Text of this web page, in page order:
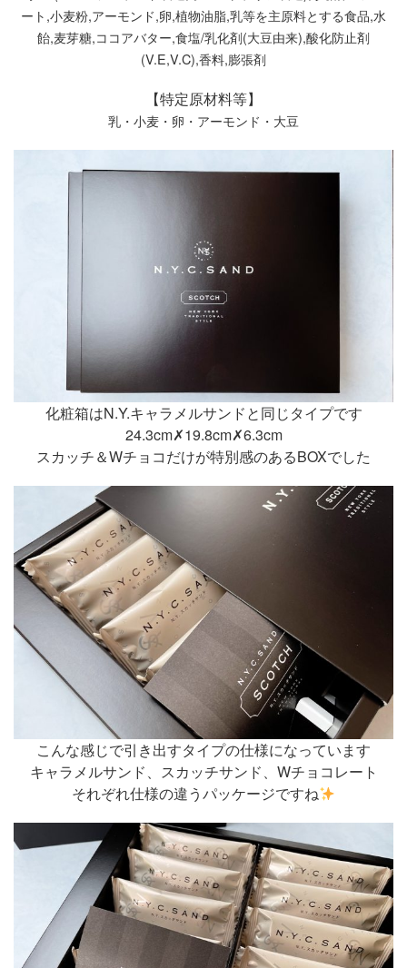
ート,小麦粉,アーモンド,卵,植物油脂,乳等を主原料とする食品,水
飴,麦芽糖,ココアバター,食塩/乳化剤(大豆由来),酸化防止剤
(V.E,V.C),香料,膨張剤
【特定原材料等】
乳・小麦・卵・アーモンド・大豆
化粧箱はN.Y.キャラメルサンドと同じタイプです
24.3cm✗19.8cm✗6.3cm
スカッチ＆Wチョコだけが特別感のあるBOXでした
こんな感じで引き出すタイプの仕様になっています
キャラメルサンド、スカッチサンド、Wチョコレート
それぞれ仕様の違うパッケージですね